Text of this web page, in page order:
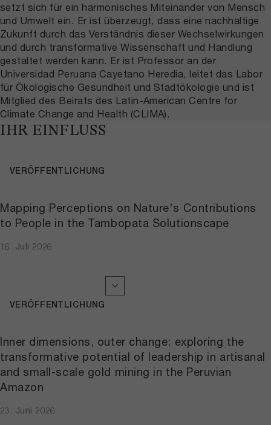
setzt sich für ein harmonisches Miteinander von Mensch
und Umwelt ein. Er ist überzeugt, dass eine nachhaltige
Zukunft durch das Verständnis dieser Wechselwirkungen
und durch transformative Wissenschaft und Handlung
gestaltet werden kann. Er ist Professor an der
Universidad Peruana Cayetano Heredia, leitet das Labor
für Ökologische Gesundheit und Stadtökologie und ist
Mitglied des Beirats des Latin-American Centre for
Climate Change and Health (CLIMA).
IHR EINFLUSS
Mapping Perceptions on Nature's Contributions
to People in the Tambopata Solutionscape
16. Juli 2026
VERÖFFENTLICHUNG
Inner dimensions, outer change: exploring the
transformative potential of leadership in artisanal
and small-scale gold mining in the Peruvian
Amazon
23. Juni 2026
VERÖFFENTLICHUNG